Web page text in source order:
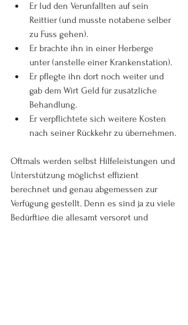
Er lud den Verunfallten auf sein
Reittier (und musste notabene selber
zu Fuss gehen).
Er brachte ihn in einer Herberge
unter (anstelle einer Krankenstation).
Er pflegte ihn dort noch weiter und
gab dem Wirt Geld für zusätzliche
Behandlung.
Er verpflichtete sich weitere Kosten
nach seiner Rückkehr zu übernehmen.
Oftmals werden selbst Hilfeleistungen und
Unterstützung möglichst effizient
berechnet und genau abgemessen zur
Verfügung gestellt. Denn es sind ja zu viele
Bedürftige die allesamt versorgt und